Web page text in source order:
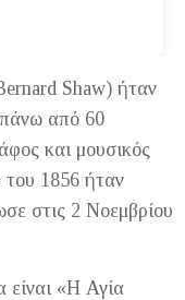
Shaw) ήταν
από 60
και μουσικός
του 1856 ήταν
στις 2 Νοεμβρίου
είναι «Η Αγία